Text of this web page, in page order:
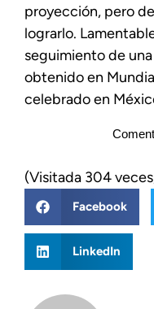
proyección, pero
lograrlo.
seguimiento de
obtenido en
celebrado en
(Visitada 304
Facebook
LinkedIn